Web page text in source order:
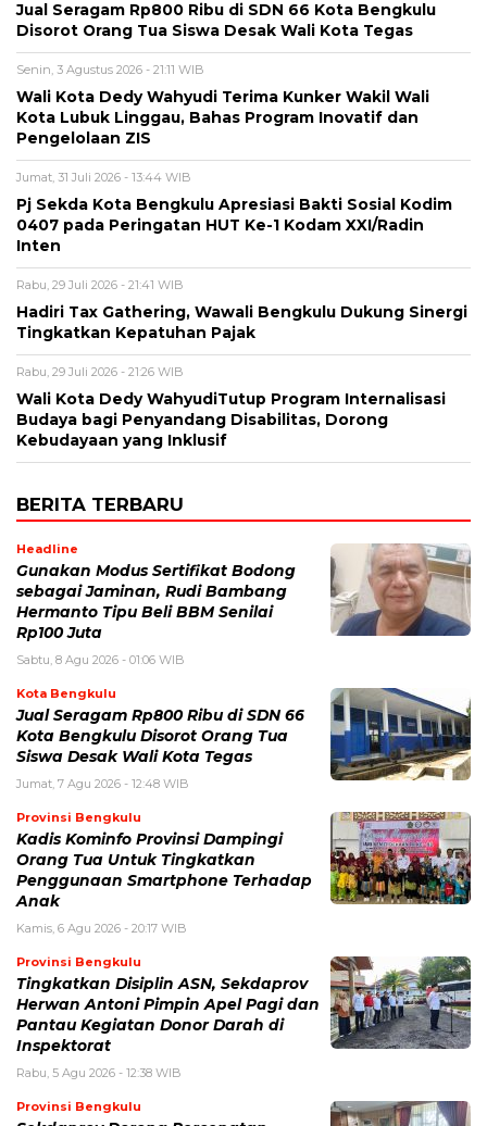
Jual Seragam Rp800 Ribu di SDN 66 Kota Bengkulu
Disorot Orang Tua Siswa Desak Wali Kota Tegas
Senin, 3 Agustus 2026 - 21:11 WIB
Wali Kota Dedy Wahyudi Terima Kunker Wakil Wali
Kota Lubuk Linggau, Bahas Program Inovatif dan
Pengelolaan ZIS
Jumat, 31 Juli 2026 - 13:44 WIB
Pj Sekda Kota Bengkulu Apresiasi Bakti Sosial Kodim
0407 pada Peringatan HUT Ke-1 Kodam XXI/Radin
Inten
Rabu, 29 Juli 2026 - 21:41 WIB
Hadiri Tax Gathering, Wawali Bengkulu Dukung Sinergi
Tingkatkan Kepatuhan Pajak
Rabu, 29 Juli 2026 - 21:26 WIB
Wali Kota Dedy WahyudiTutup Program Internalisasi
Budaya bagi Penyandang Disabilitas, Dorong
Kebudayaan yang Inklusif
BERITA TERBARU
Headline
Gunakan Modus Sertifikat Bodong
sebagai Jaminan, Rudi Bambang
Hermanto Tipu Beli BBM Senilai
Rp100 Juta
Sabtu, 8 Agu 2026 - 01:06 WIB
Kota Bengkulu
Jual Seragam Rp800 Ribu di SDN 66
Kota Bengkulu Disorot Orang Tua
Siswa Desak Wali Kota Tegas
Jumat, 7 Agu 2026 - 12:48 WIB
Provinsi Bengkulu
Kadis Kominfo Provinsi Dampingi
Orang Tua Untuk Tingkatkan
Penggunaan Smartphone Terhadap
Anak
Kamis, 6 Agu 2026 - 20:17 WIB
Provinsi Bengkulu
Tingkatkan Disiplin ASN, Sekdaprov
Herwan Antoni Pimpin Apel Pagi dan
Pantau Kegiatan Donor Darah di
Inspektorat
Rabu, 5 Agu 2026 - 12:38 WIB
Provinsi Bengkulu